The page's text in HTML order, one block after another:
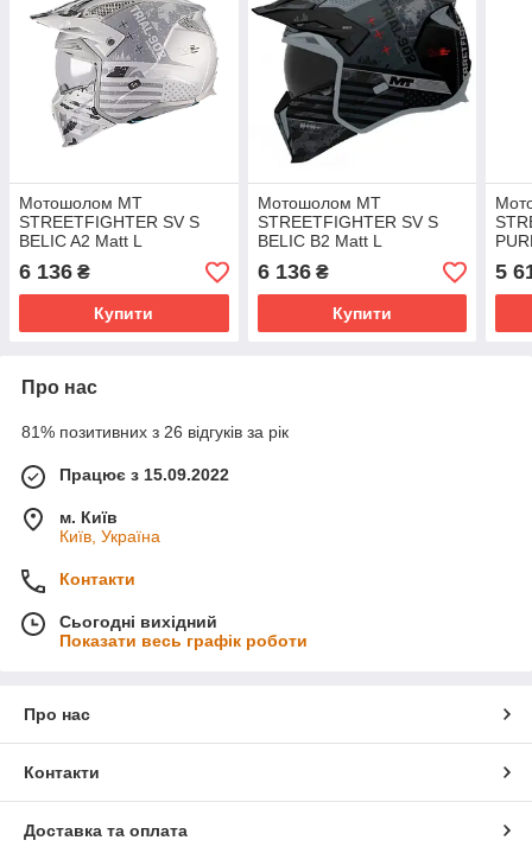
Мотошолом MT
STREETFIGHTER SV S
BELIC A2 Matt L
6 136 ₴
Купити
Мотошолом MT
STREETFIGHTER SV S
BELIC B2 Matt L
6 136₴
Купити
5
Про нас
81% позитивних з 26 відгуків за рік
Працює з 15.09.2022
м. Київ
Київ, Україна
Контакти
Сьогодні вихідний
Показати весь графік роботи
Про нас
Контакти
Доставка та оплата